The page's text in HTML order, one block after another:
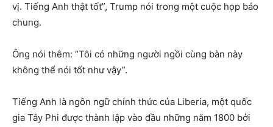
vị. Tiếng Anh thật tốt”, Trump nói trong một cuộc họp báo
chung.
Ông nói thêm: “Tôi có những người ngồi cùng bàn này
không thể nói tốt như vậy”.
Tiếng Anh là ngôn ngữ chính thức của Liberia, một quốc
gia Tây Phi được thành lập vào đầu những năm 1800 bởi